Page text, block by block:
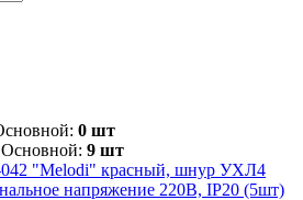
0 шт
9 шт
"Melodi" красный, шнур УХЛ4
напряжение 220В, IP20 (5шт)